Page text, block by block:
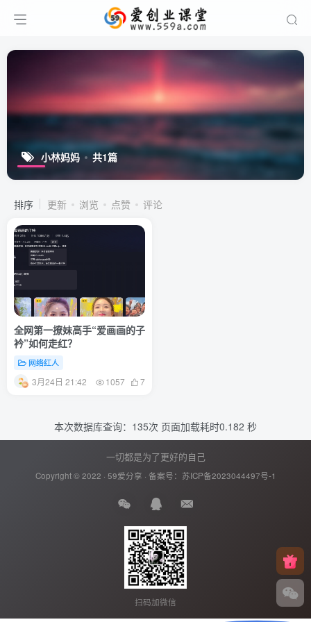
小林妈妈 共1篇
排序 更新 浏览 点赞 评论
全网第一撩妹高手“爱画画的子
衿”如何走红？
网络红人
3月24日 21:42 1057 7
本次数据库查询：135次 页面加载耗时0.182 秒
一切都是为了更好的自己
Copyright © 2022 · 59爱分享 · 备案号： 苏ICP备2023044497号-1
扫码加微信